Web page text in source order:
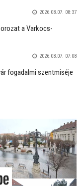
2026.08.07. 08:37
a Varkocs-
2026.08.07. 07:08
fogadalmi szentmiséje